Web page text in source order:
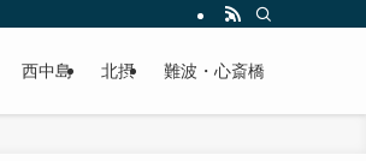
西中島 北摂 難波・心斎橋